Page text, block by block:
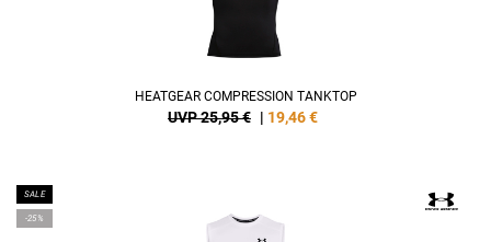
HEATGEAR COMPRESSION TANKTOP
UVP 25,95 € | 19,46€
SALE
-25%